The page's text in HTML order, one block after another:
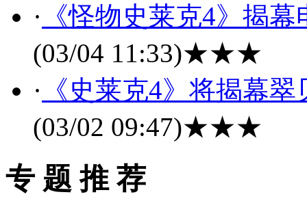
· 《怪物史莱克4》揭
(03/04 11:33)★★★
· 《史莱克4》将揭幕
(03/02 09:47)★★★
专 题 推 荐